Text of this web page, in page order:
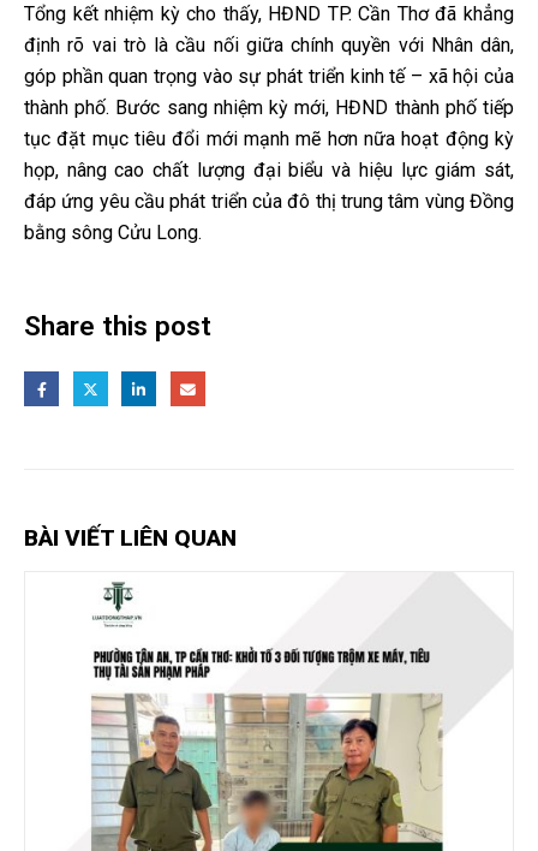
Tổng kết nhiệm kỳ cho thấy, HĐND TP. Cần Thơ đã khẳng
định rõ vai trò là cầu nối giữa chính quyền với Nhân dân,
góp phần quan trọng vào sự phát triển kinh tế – xã hội của
thành phố. Bước sang nhiệm kỳ mới, HĐND thành phố tiếp
tục đặt mục tiêu đổi mới mạnh mẽ hơn nữa hoạt động kỳ
họp, nâng cao chất lượng đại biểu và hiệu lực giám sát,
đáp ứng yêu cầu phát triển của đô thị trung tâm vùng Đồng
bằng sông Cửu Long.
Share this post
BÀI VIẾT LIÊN QUAN